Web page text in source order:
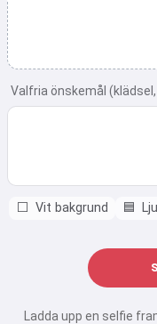
Valfria önskemål
⬜ Vit bakgrund 🟦
Ladda upp en selfie